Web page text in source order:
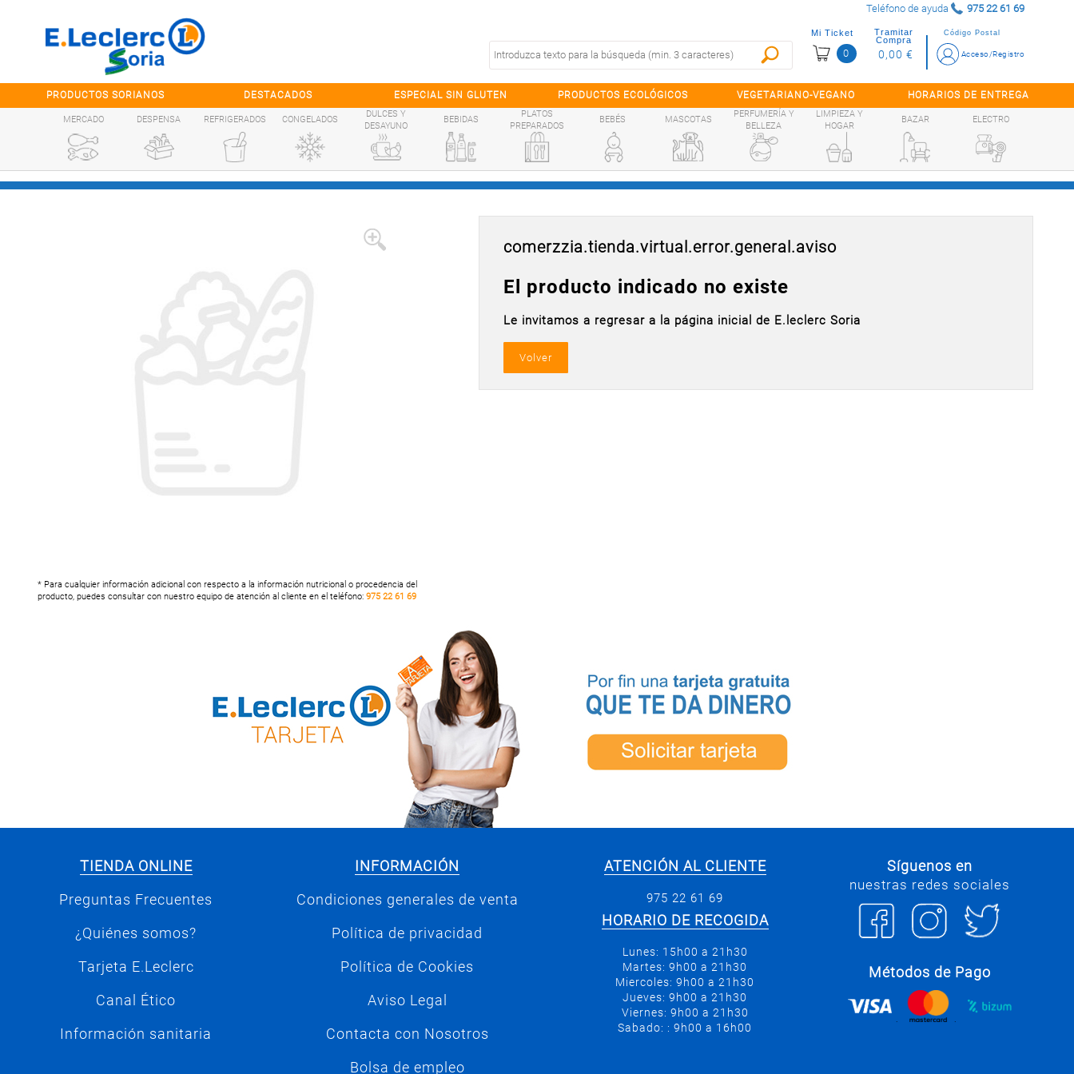
Teléfono de ayuda 975 22 61 69
Código Postal
Acceso/Registro
Mi Ticket
0
Tramitar
Compra
0,00 €
PRODUCTOS SORIANOS DESTACADOS ESPECIAL SIN GLUTEN PRODUCTOS ECOLÓGICOS VEGETARIANO-VEGANO HORARIOS DE ENTREGA
MERCADO DESPENSA REFRIGERADOS CONGELADOS
DULCES Y
DESAYUNO
BEBIDAS
PLATOS
PREPARADOS
BEBÉS MASCOTAS
PERFUMERÍA Y
BELLEZA
LIMPIEZA Y
HOGAR
BAZAR ELECTRO
comerzzia.tienda.virtual.error.general.aviso
El producto indicado no existe
Le invitamos a regresar a la página inicial de E.leclerc Soria
* Para cualquier información adicional con respecto a la información nutricional o procedencia del
producto, puedes consultar con nuestro equipo de atención al cliente en el teléfono: 975 22 61 69
TIENDA ONLINE
Preguntas Frecuentes
¿Quiénes somos?
Tarjeta E.Leclerc
Canal Ético
Información sanitaria
INFORMACIÓN
Condiciones generales de venta
Política de privacidad
Política de Cookies
Aviso Legal
Contacta con Nosotros
Bolsa de empleo
ATENCIÓN AL CLIENTE
975 22 61 69
HORARIO DE RECOGIDA
Lunes: 15h00 a 21h30
Martes: 9h00 a 21h30
Miercoles: 9h00 a 21h30
Jueves: 9h00 a 21h30
Viernes: 9h00 a 21h30
Sabado: : 9h00 a 16h00
Síguenos en
nuestras redes sociales
Métodos de Pago
. .